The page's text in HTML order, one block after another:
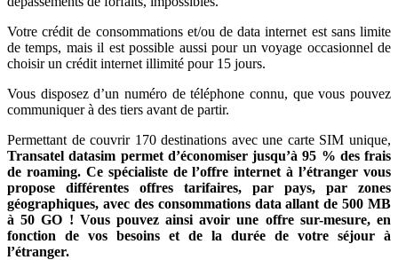
Votre crédit de consommations et/ou de data internet est sans limite
de temps, mais il est possible aussi pour un voyage occasionnel de
choisir un crédit internet illimité pour 15 jours.
Vous disposez d’un numéro de téléphone connu, que vous pouvez
communiquer à des tiers avant de partir.
Permettant de couvrir 170 destinations avec une carte SIM unique,
Transatel datasim permet d’économiser jusqu’à 95 % des frais
de roaming. Ce spécialiste de l’offre internet à l’étranger vous
propose différentes offres tarifaires, par pays, par zones
géographiques, avec des consommations data allant de 500 MB
à 50 GO ! Vous pouvez ainsi avoir une offre sur-mesure, en
fonction de vos besoins et de la durée de votre séjour à
l’étranger.